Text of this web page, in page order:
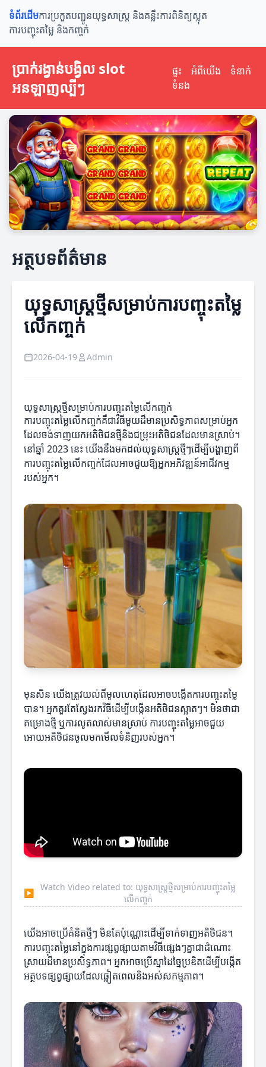
ទំព័រដើមការប្រកួតបញ្ជូនយុទ្ធសាស្ត្រ និងគន្លឹះការពិនិត្យស្លុត
ការបញ្ចុះតម្លៃ និងកញ្ចក់
ប្រាក់រង្វាន់បង្វិល slot​
អនឡាញល្បីៗ
ផ្ទះ អំពីយើង
ទំនាក់
ទំនង
អត្ថបទព័ត៌មាន
យុទ្ធសាស្ត្រថ្មីសម្រាប់ការបញ្ចុះតម្លៃ
លើកញ្ចក់
2026-04-19 Admin
យុទ្ធសាស្ត្រថ្មីសម្រាប់ការបញ្ចុះតម្លៃលើកញ្ចក់
ការបញ្ចុះតម្លៃលើកញ្ចក់គឺជាវិធីមួយដ៏មានប្រសិទ្ធភាពសម្រាប់អ្នក
ដែលចង់ទាញយកអតិថិជនថ្មីនិងជម្រុះអតិថិជនដែលមានស្រាប់។
នៅឆ្នាំ 2023 នេះ យើងនឹងមកដល់យុទ្ធសាស្ត្រថ្មីៗដើម្បីបង្ហាញពី
ការបញ្ចុះតម្លៃលើកញ្ចក់ដែលអាចជួយឱ្យអ្នកអភិវឌ្ឍន៍អាជីវកម្ម
របស់អ្នក។
មុនសិន យើងត្រូវយល់ពីមូលហេតុដែលអាចបង្កើតការបញ្ចុះតម្លៃ
បាន។ អ្នកគួរតែស្វែងរកវិធីដើម្បីបង្កើនអតិថិជនស្អាតៗ។ មិនថាជា
គម្រោងថ្មី ឬការលូតលាស់មានស្រាប់ ការបញ្ចុះតម្លៃអាចជួយ
អោយអតិថិជនចូលមកមើលទំនិញរបស់អ្នក។
▶
Watch Video related to: យុទ្ធសាស្ត្រថ្មីសម្រាប់ការបញ្ចុះតម្លៃ
លើកញ្ចក់
យើងអាចប្រើគំនិតថ្មីៗ មិនតែប៉ុណ្ណោះដើម្បីទាក់ទាញអតិថិជន។
ការបញ្ចុះតម្លៃនៅក្នុងការផ្សព្វផ្សាយតាមវិធីផ្សេងៗគ្នាជាដំណោះ
ស្រាយដ៏មានប្រសិទ្ធភាព។ អ្នកអាចប្រើស្នាដៃច្នៃប្រឌិតដើម្បីបង្កើត
អត្ថបទផ្សព្វផ្សាយដែលឆ្លៀតពេលនិងអស់សកម្មភាព។